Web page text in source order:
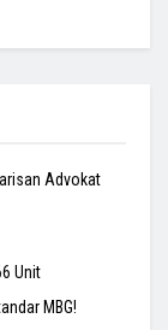
Advokat
Unit
MBG!